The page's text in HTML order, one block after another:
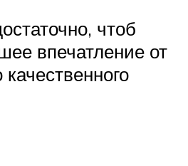
чтоб
впечатление от